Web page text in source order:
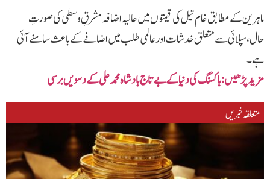
ماہرین کے مطابق خام تیل کی قیمتوں میں حالیہ اضافہ مشرقِ وسطیٰ کی صورتِ
حال،سپلائی سے متعلق خدشات اور عالمی طلب میں اضافے کے باعث سامنے آئی
ہے۔
مزید پڑھیں: باکسنگ کی دنیا کے بے تاج بادشاہ محمد علی کے دسویں برسی
متعلقہ خبریں